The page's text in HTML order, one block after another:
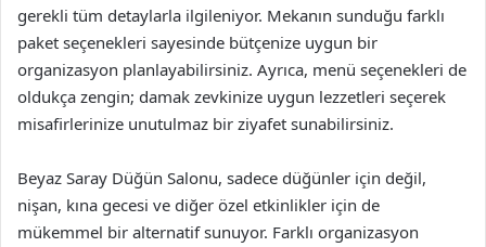
gerekli tüm detaylarla ilgileniyor. Mekanın sunduğu farklı
paket seçenekleri sayesinde bütçenize uygun bir
organizasyon planlayabilirsiniz. Ayrıca, menü seçenekleri de
oldukça zengin; damak zevkinize uygun lezzetleri seçerek
misafirlerinize unutulmaz bir ziyafet sunabilirsiniz.
Beyaz Saray Düğün Salonu, sadece düğünler için değil,
nişan, kına gecesi ve diğer özel etkinlikler için de
mükemmel bir alternatif sunuyor. Farklı organizasyon